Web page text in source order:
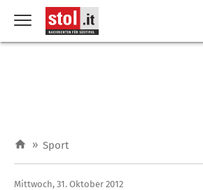
» Sport
Mittwoch, 31. Oktober 2012